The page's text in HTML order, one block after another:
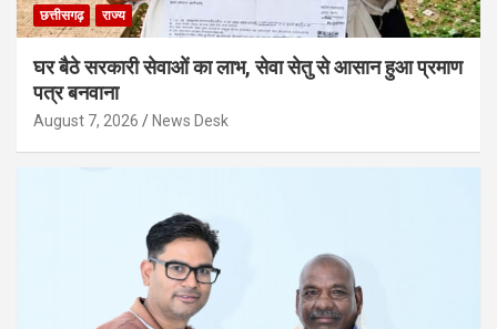
छत्तीसगढ़ राज्य
घर बैठे सरकारी सेवाओं का लाभ, सेवा सेतु से आसान हुआ प्रमाण
पत्र बनवाना
August 7, 2026 News Desk